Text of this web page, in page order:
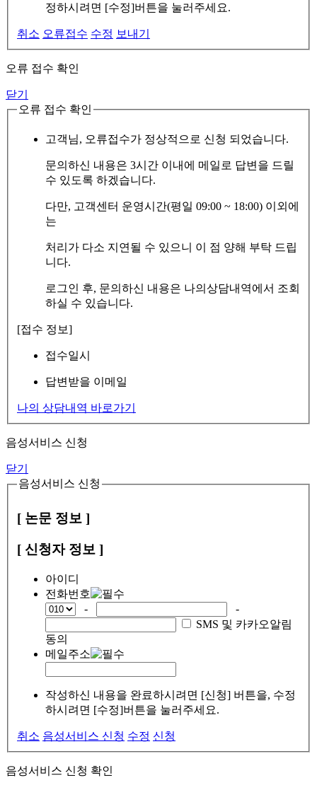
정하시려면 [수정]버튼을 눌러주세요.
취소 오류접수 수정 보내기
오류 접수 확인
닫기
오류 접수 확인
고객님, 오류접수가 정상적으로 신청 되었습니다.
문의하신 내용은 3시간 이내에 메일로 답변을 드릴
수 있도록 하겠습니다.
다만, 고객센터 운영시간(평일 09:00 ~ 18:00) 이외에
는
처리가 다소 지연될 수 있으니 이 점 양해 부탁 드립
니다.
로그인 후, 문의하신 내용은 나의상담내역에서 조회
하실 수 있습니다.
[접수 정보]
접수일시
답변받을 이메일
나의 상담내역 바로가기
음성서비스 신청
닫기
음성서비스 신청
[ 논문 정보 ]
[ 신청자 정보 ]
아이디
전화번호
-
-
SMS 및 카카오알림
동의
메일주소
작성하신 내용을 완료하시려면 [신청] 버튼을, 수정
하시려면 [수정]버튼을 눌러주세요.
취소 음성서비스 신청 수정 신청
음성서비스 신청 확인